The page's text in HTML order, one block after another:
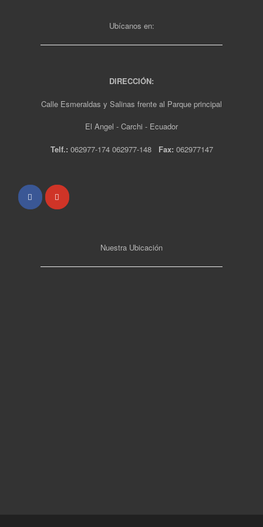
Ubícanos en:
DIRECCIÓN:
Calle Esmeraldas y Salinas frente al Parque principal
El Angel - Carchi - Ecuador
Telf.: 062977-174 062977-148 Fax: 062977147
Nuestra Ubicación